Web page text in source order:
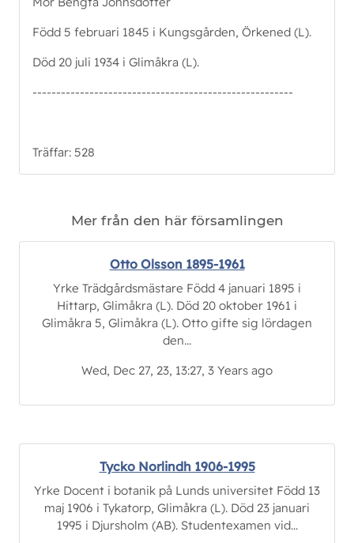
Född 5 februari 1845 i Kungsgården, Örkened (L).
Död 20 juli 1934 i Glimåkra (L).
-------------------------------------------------------
Träffar: 528
Mer från den här församlingen
Otto Olsson 1895-1961
Yrke Trädgårdsmästare Född 4 januari 1895 i
Hittarp, Glimåkra (L). Död 20 oktober 1961 i
Glimåkra 5, Glimåkra (L). Otto gifte sig lördagen
den...
Wed, Dec 27, 23, 13:27, 3 Years ago
Tycko Norlindh 1906-1995
Yrke Docent i botanik på Lunds universitet Född 13
maj 1906 i Tykatorp, Glimåkra (L). Död 23 januari
1995 i Djursholm (AB). Studentexamen vid...